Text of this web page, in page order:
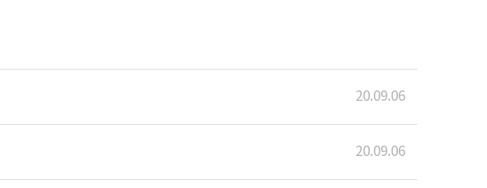
20.09.06
20.09.06